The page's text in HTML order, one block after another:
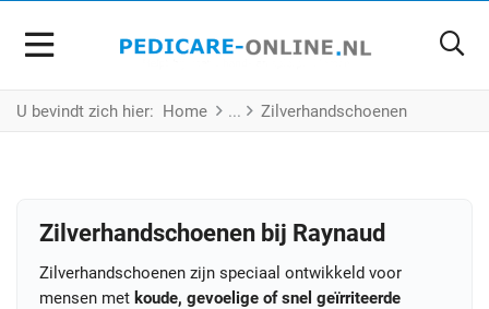
U bevindt zich hier: Home Zilverhandschoenen
Zilverhandschoenen bij Raynaud
Zilverhandschoenen zijn speciaal ontwikkeld voor
mensen met koude, gevoelige of snel geïrriteerde